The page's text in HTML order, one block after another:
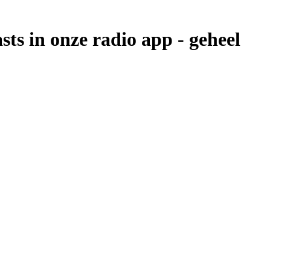
in onze radio app - geheel